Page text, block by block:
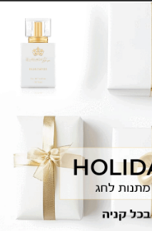
לפסח
החשובות לקראת פסח היא
לפסח שהיא צריכה לחדש לקראת
...
Kosher
Kosher for Passover
Passover makeup is
lifestyle